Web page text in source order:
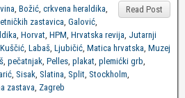
Read Post
, Božić, crkvena heraldika,
zastavica, Galović,
, Horvat, HPM, Hrvatska revija, Jutarnji
Kuščić, Labaš, Ljubičić, Matica hrvatska, Muzej
, pečatnjak, Pelles, plakat, plemićki grb,
, Sisak, Slatina, Split, Stockholm,
zastava, Zagreb